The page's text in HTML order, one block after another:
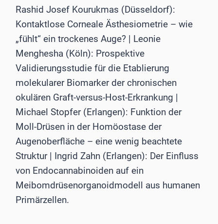
Rashid Josef Kourukmas (Düsseldorf):
Kontaktlose Corneale Ästhesiometrie – wie
„fühlt“ ein trockenes Auge? | Leonie
Menghesha (Köln): Prospektive
Validierungsstudie für die Etablierung
molekularer Biomarker der chronischen
okulären Graft-versus-Host-Erkrankung |
Michael Stopfer (Erlangen): Funktion der
Moll-Drüsen in der Homöostase der
Augenoberfläche – eine wenig beachtete
Struktur | Ingrid Zahn (Erlangen): Der Einfluss
von Endocannabinoiden auf ein
Meibomdrüsenorganoidmodell aus humanen
Primärzellen.